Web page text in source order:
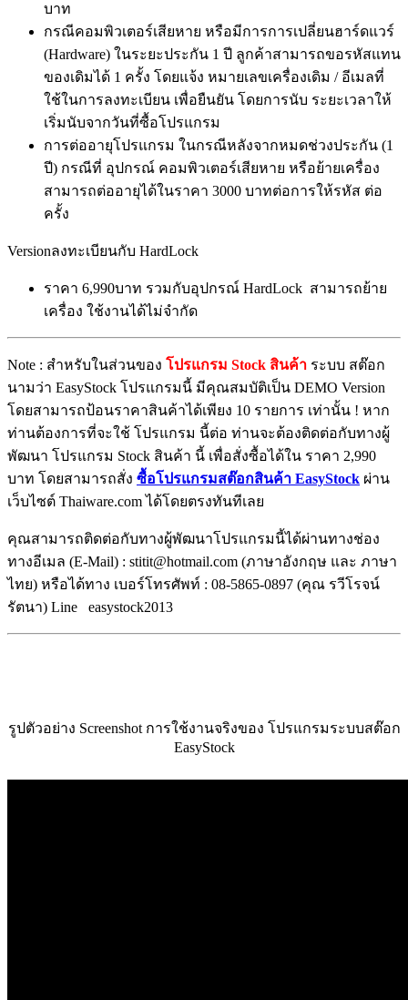
บาท
กรณีคอมพิวเตอร์เสียหาย หรือมีการการเปลี่ยนฮาร์ดแวร์
(Hardware) ในระยะประกัน 1 ปี ลูกค้าสามารถขอรหัสแทน
ของเดิมได้ 1 ครั้ง โดยแจ้ง หมายเลขเครื่องเดิม / อีเมลที่
ใช้ในการลงทะเบียน เพื่อยืนยัน โดยการนับ ระยะเวลาให้
เริ่มนับจากวันที่ซื้อโปรแกรม
การต่ออายุโปรแกรม ในกรณีหลังจากหมดช่วงประกัน (1
ปี) กรณีที่ อุปกรณ์ คอมพิวเตอร์เสียหาย หรือย้ายเครื่อง
สามารถต่ออายุได้ในราคา 3000 บาทต่อการให้รหัส ต่อ
ครั้ง
Versionลงทะเบียนกับ HardLock
ราคา 6,990บาท รวมกับอุปกรณ์ HardLock สามารถย้าย
เครื่อง ใช้งานได้ไม่จำกัด
Note : สำหรับในส่วนของ โปรแกรม Stock สินค้า ระบบ สต๊อก
นามว่า EasyStock โปรแกรมนี้ มีคุณสมบัติเป็น DEMO Version
โดยสามารถป้อนราคาสินค้าได้เพียง 10 รายการ เท่านั้น ! หาก
ท่านต้องการที่จะใช้ โปรแกรม นี้ต่อ ท่านจะต้องติดต่อกับทางผู้
พัฒนา โปรแกรม Stock สินค้า นี้ เพื่อสั่งซื้อได้ใน ราคา 2,990
บาท โดยสามารถสั่ง ซื้อโปรแกรมสต๊อกสินค้า EasyStock ผ่าน
เว็บไซต์ Thaiware.com ได้โดยตรงทันทีเลย
คุณสามารถติดต่อกับทางผู้พัฒนาโปรแกรมนี้ได้ผ่านทางช่อง
ทางอีเมล (E-Mail) : stitit@hotmail.com (ภาษาอังกฤษ และ ภาษา
ไทย) หรือได้ทาง เบอร์โทรศัพท์ : 08-5865-0897 (คุณ รวีโรจน์
รัตนา) Line easystock2013
รูปตัวอย่าง Screenshot การใช้งานจริงของ โปรแกรมระบบสต๊อก
EasyStock